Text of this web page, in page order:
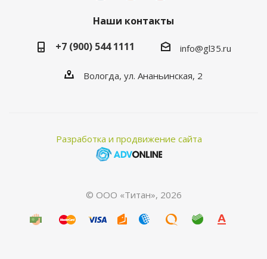
Наши контакты
+7 (900) 544 1111
info@gl35.ru
Вологда, ул. Ананьинская, 2
Разработка и продвижение сайта
© ООО «Титан», 2026